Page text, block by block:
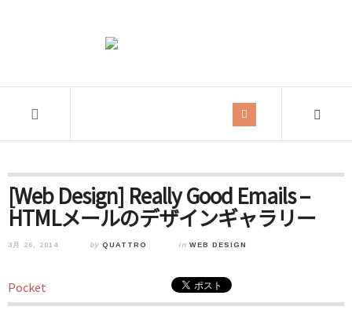
[Web Design] Really Good Emails –
HTMLメールのデザインギャラリー
3月 26, 2014 by QUATTRO in WEB DESIGN
Pocket